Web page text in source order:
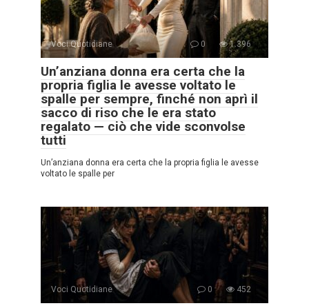
Voci Quotidiane 0 1.396
Un’anziana donna era certa che la
propria figlia le avesse voltato le
spalle per sempre, finché non aprì il
sacco di riso che le era stato
regalato — ciò che vide sconvolse
tutti
Un’anziana donna era certa che la propria figlia le avesse
voltato le spalle per
Voci Quotidiane 0 452